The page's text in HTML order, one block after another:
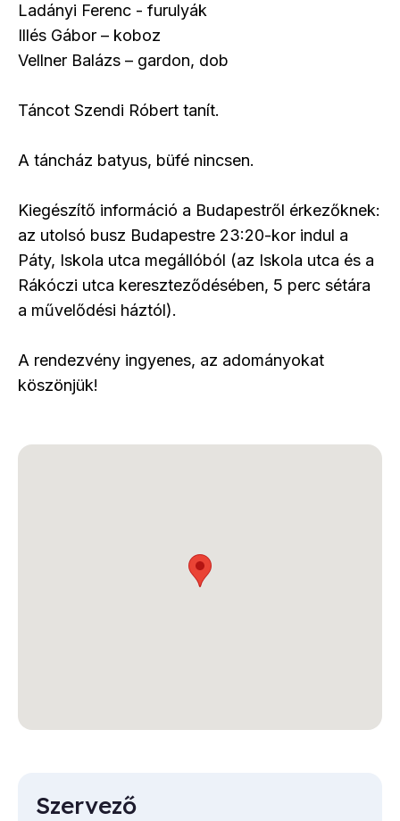
Ladányi Ferenc - furulyák
Illés Gábor – koboz
Vellner Balázs – gardon, dob
Táncot Szendi Róbert tanít.
A táncház batyus, büfé nincsen.
Kiegészítő információ a Budapestről érkezőknek:
az utolsó busz Budapestre 23:20-kor indul a
Páty, Iskola utca megállóból (az Iskola utca és a
Rákóczi utca kereszteződésében, 5 perc sétára
a művelődési háztól).
A rendezvény ingyenes, az adományokat
köszönjük!
Szervező